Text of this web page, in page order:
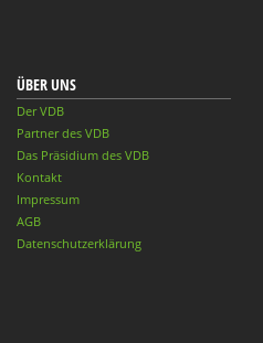
ÜBER UNS
Der VDB
Partner des VDB
Das Präsidium des VDB
Kontakt
Impressum
AGB
Datenschutzerklärung